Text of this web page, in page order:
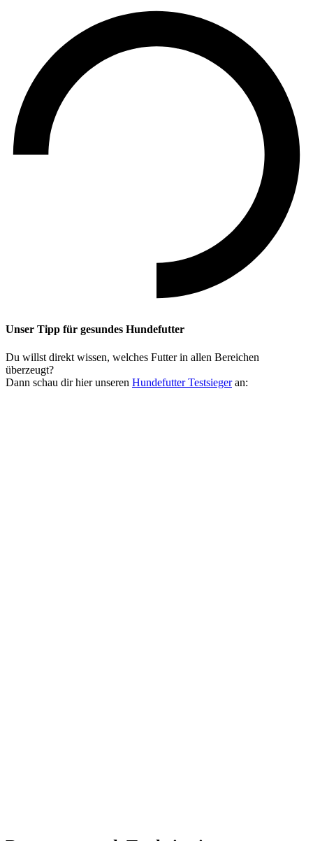
Unser Tipp für gesundes Hundefutter
Du willst direkt wissen, welches Futter in allen Bereichen
überzeugt?
Dann schau dir hier unseren Hundefutter Testsiegeran: